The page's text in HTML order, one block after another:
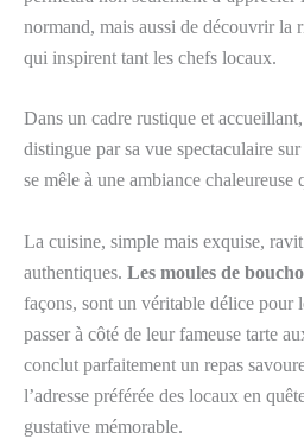
normand, mais aussi de découvrir la
qui inspirent tant les chefs locaux.
Dans un cadre rustique et
distingue par sa vue spectaculaire
se mêle à une ambiance chaleureuse
La cuisine, simple mais exquise,
authentiques. Les moules de
façons, sont un véritable délice pour
passer à côté de leur fameuse tarte
conclut parfaitement un repas
l’adresse préférée des locaux en
gustative mémorable.